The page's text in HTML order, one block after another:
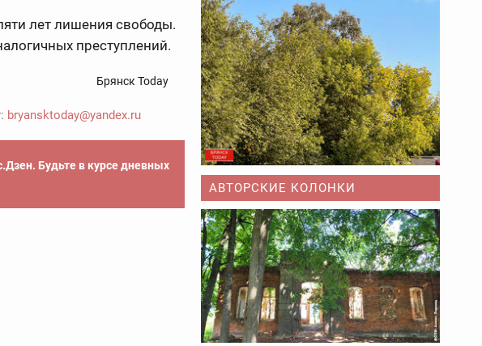
лет лишения свободы.
преступлений.
Брянск Today
bryansktoday@yandex.ru
Будьте в курсе дневных
АВТОРСКИЕ КОЛОНКИ